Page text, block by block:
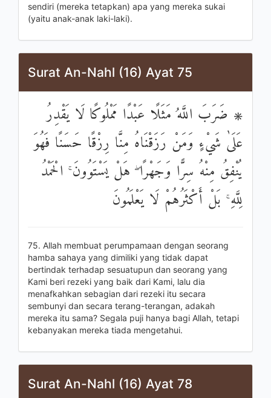
sendiri (mereka tetapkan) apa yang mereka sukai
(yaitu anak-anak laki-laki).
Surat An-Nahl (16) Ayat 75
۞ ضَرَبَ اللَّهُ مَثَلًا عَبْدًا مَمْلُوكًا لَا يَقْدِرُ
عَلَىٰ شَيْءٍ وَمَنْ رَزَقْنَاهُ مِنَّا رِزْقًا حَسَنًا فَهُوَ
يُنْفِقُ مِنْهُ سِرًّا وَجَهْرًا ۖ هَلْ يَسْتَوُونَ ۚ الْحَمْدُ
لِلَّهِ ۚ بَلْ أَكْثَرُهُمْ لَا يَعْلَمُونَ
75. Allah membuat perumpamaan dengan seorang
hamba sahaya yang dimiliki yang tidak dapat
bertindak terhadap sesuatupun dan seorang yang
Kami beri rezeki yang baik dari Kami, lalu dia
menafkahkan sebagian dari rezeki itu secara
sembunyi dan secara terang-terangan, adakah
mereka itu sama? Segala puji hanya bagi Allah, tetapi
kebanyakan mereka tiada mengetahui.
Surat An-Nahl (16) Ayat 78